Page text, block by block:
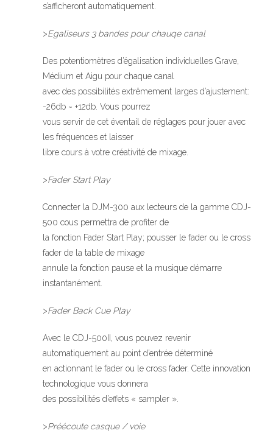
s’afficheront automatiquement.
>Egaliseurs 3 bandes pour chauqe canal
Des potentiomètres d’égalisation individuelles Grave,
Médium et Aigu pour chaque canal
avec des possibilités extrêmement larges d’ajustement:
-26db ~ +12db. Vous pourrez
vous servir de cet éventail de réglages pour jouer avec
les fréquences et laisser
libre cours à votre créativité de mixage.
>Fader Start Play
Connecter la DJM-300 aux lecteurs de la gamme CDJ-
500 cous permettra de profiter de
la fonction Fader Start Play; pousser le fader ou le cross
fader de la table de mixage
annule la fonction pause et la musique démarre
instantanément.
>Fader Back Cue Play
Avec le CDJ-500II, vous pouvez revenir
automatiquement au point d’entrée déterminé
en actionnant le fader ou le cross fader. Cette innovation
technologique vous donnera
des possibilités d’effets « sampler ».
>Préécoute casque / voie